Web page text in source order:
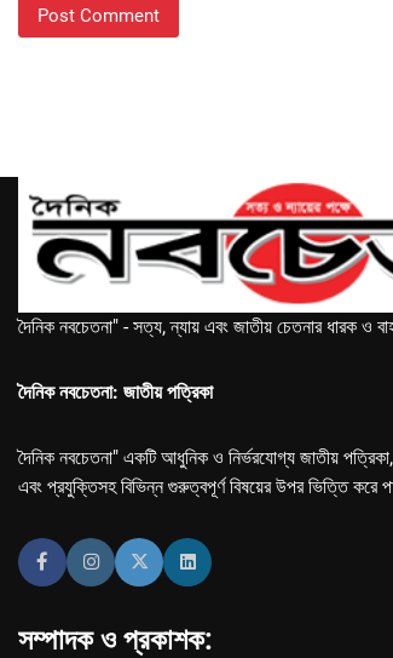
দৈনিক নবচেতনা" - সত্য, ন্যায় এবং জাতীয় চেতনার ধারক ও
দৈনিক নবচেতনা: জাতীয় পত্রিকা
দৈনিক নবচেতনা" একটি আধুনিক ও নির্ভরযোগ্য জাতীয় পত্রিকা,
এবং প্রযুক্তিসহ বিভিন্ন গুরুত্বপূর্ণ বিষয়ের উপর ভিত্তি করে
সম্পাদক ও প্রকাশক: